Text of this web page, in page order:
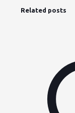
Related posts